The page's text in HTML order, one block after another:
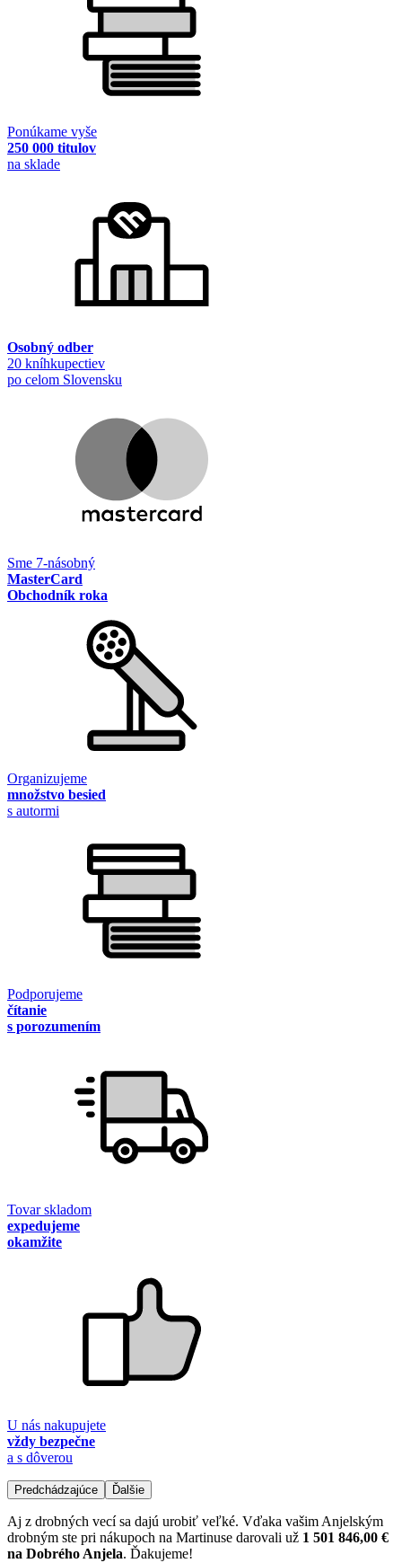
Ponúkame vyše
250 000 titulov
na sklade
Osobný odber
20 kníhkupectiev
po celom Slovensku
Sme 7-násobný
MasterCard
Obchodník roka
Organizujeme
množstvo besied
s autormi
Podporujeme
čítanie
s porozumením
Tovar skladom
expedujeme
okamžite
U nás nakupujete
vždy bezpečne
a s dôverou
Predchádzajúce Ďalšie
Aj z drobných vecí sa dajú urobiť veľké. Vďaka vašim Anjelským
drobným ste pri nákupoch na Martinuse darovali už 1 501 846,00 €
na Dobrého Anjela. Ďakujeme!